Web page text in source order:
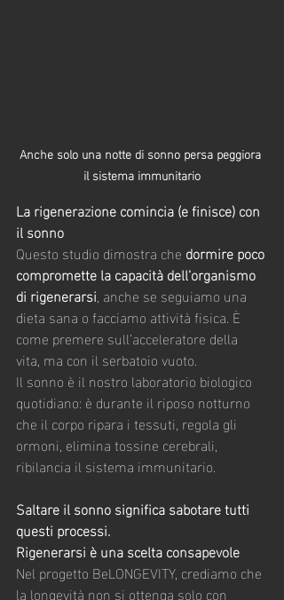
Anche solo una notte di sonno persa peggiora
il sistema immunitario
La rigenerazione comincia (e finisce) con
il sonno
Questo studio dimostra che dormire poco
compromette la capacità dell’organismo
di rigenerarsi, anche se seguiamo una
dieta sana o facciamo attività fisica. È
come premere sull’acceleratore della
vita, ma con il serbatoio vuoto.
Il sonno è il nostro laboratorio biologico
quotidiano: è durante il riposo notturno
che il corpo ripara i tessuti, regola gli
ormoni, elimina tossine cerebrali,
ribilancia il sistema immunitario.
Saltare il sonno significa sabotare tutti
questi processi.
Rigenerarsi è una scelta consapevole
Nel progetto BeLONGEVITY, crediamo che
la longevità non si ottenga solo con